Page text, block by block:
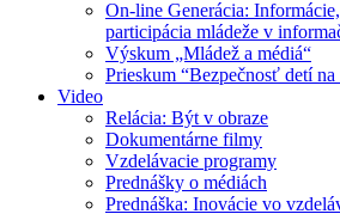
On-line Generácia:
participácia mládeže v
Výskum „Mládež a médiá“
Prieskum “Bezpečnosť detí na
Video
Relácia: Být v obraze
Dokumentárne filmy
Vzdelávacie programy
Prednášky o médiách
Prednáška: Inovácie vo